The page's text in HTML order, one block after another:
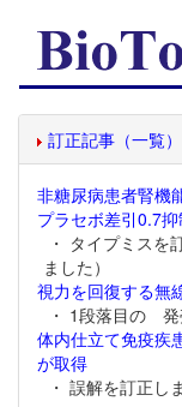
訂正記事（一覧）
非糖尿病患者腎機
プラセボ差引0.7抑
・ タイプミス
ました）
視力を回復する無
・ 1段落目の
体内仕立て免疫疾
が取得
・ 誤解を訂正し